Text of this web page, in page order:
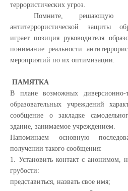
террористических угроз.
Помните, решающую
антитеррористической защиты
играет позиция руководителя
понимание реальности
мероприятий по их оптимизации.
ПАМЯТКА
В плане возможных диверсионно-
образовательных учреждений
сообщение о закладке
здание, занимаемое учреждением.
Напоминаем основную
получении такого сообщения:
1. Установить контакт с анонимом,
грубости:
представиться, назвать свое имя;